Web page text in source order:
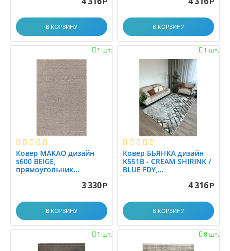
1.2x3.0
1.2x3.5
1.2x4.0
1.2x4.5
1.2x5.0
1.2x5.5
1.2x6.0
1.30x1.60
1.33x1.7
1.33x2.00
1.35x1.95
1.3x1.5
1.45x1.5
1.45x2.0
1.45x2.5
В КОРЗИНУ В КОРЗИНУ
1 шт.

Ковер MAKAO дизайн
s600 BEIGE,
прямоугольник
3 330 Р
В КОРЗИНУ
1 шт.

Ковер БЬЯНКА дизайн
K551B - CREAM SHIRINK /
BLUE FDY,
4 316 Р
В КОРЗИНУ
1 шт.
 8 шт.
